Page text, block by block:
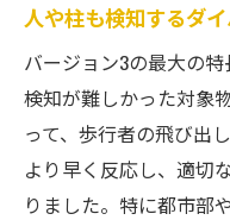
スト
日常運転で
夜間運転や
進化した安
変化
人や柱も検知するダ
バージョン3の最大の
検知が難しかった対象
って、歩行者の飛び出
より早く反応し、適切
りました。特に都市部